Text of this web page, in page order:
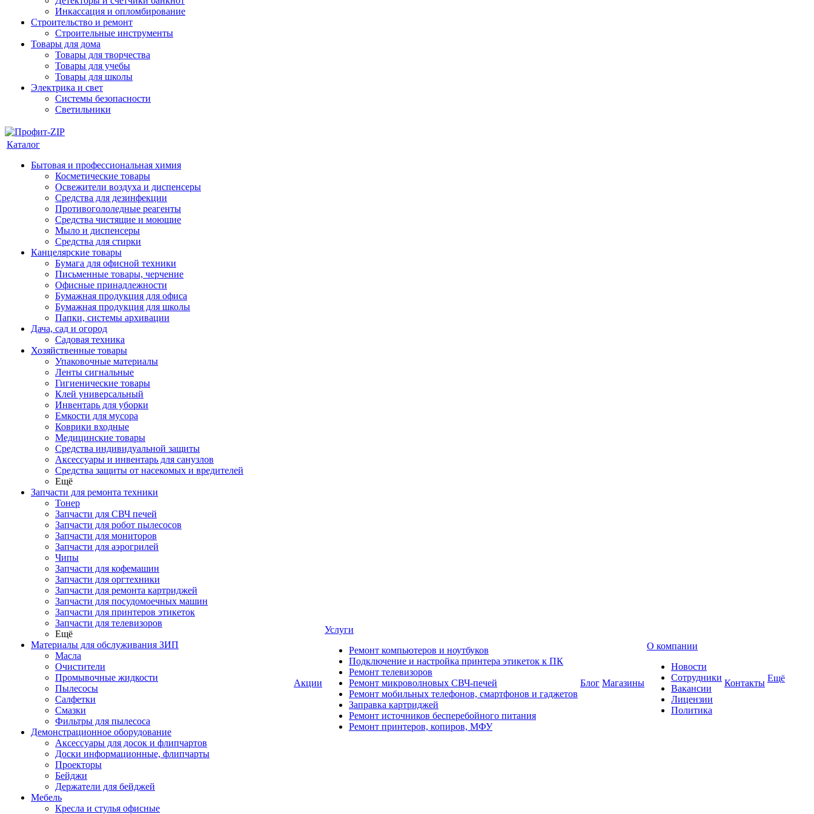
Инкассация и опломбирование
Строительство и ремонт
Строительные инструменты
Товары для дома
Товары для творчества
Товары для учебы
Товары для школы
Электрика и свет
Системы безопасности
Светильники
Каталог
Бытовая и профессиональная химия
Косметические товары
Освежители воздуха и диспенсеры
Средства для дезинфекции
Противогололедные реагенты
Средства чистящие и моющие
Мыло и диспенсеры
Средства для стирки
Канцелярские товары
Бумага для офисной техники
Письменные товары, черчение
Офисные принадлежности
Бумажная продукция для офиса
Бумажная продукция для школы
Папки, системы архивации
Дача, сад и огород
Садовая техника
Хозяйственные товары
Упаковочные материалы
Ленты сигнальные
Гигиенические товары
Клей универсальный
Инвентарь для уборки
Емкости для мусора
Коврики входные
Медицинские товары
Средства индивидуальной защиты
Аксессуары и инвентарь для санузлов
Средства защиты от насекомых и вредителей
Ещё
Запчасти для ремонта техники
Тонер
Запчасти для СВЧ печей
Запчасти для робот пылесосов
Запчасти для мониторов
Запчасти для аэрогрилей
Чипы
Запчасти для кофемашин
Запчасти для оргтехники
Запчасти для ремонта картриджей
Запчасти для посудомоечных машин
Запчасти для принтеров этикеток
Запчасти для телевизоров
Ещё
Материалы для обслуживания ЗИП
Масла
Очистители
Промывочные жидкости
Пылесосы
Салфетки
Смазки
Фильтры для пылесоса
Демонстрационное оборудование
Аксессуары для досок и флипчартов
Доски информационные, флипчарты
Проекторы
Бейджи
Держатели для бейджей
Мебель
Кресла и стулья офисные
Акции
Услуги
Ремонт компьютеров и ноутбуков
Подключение и настройка принтера этикеток к ПК
Ремонт телевизоров
Ремонт микроволновых СВЧ-печей
Ремонт мобильных телефонов, смартфонов и гаджетов
Заправка картриджей
Ремонт источников бесперебойного питания
Ремонт принтеров, копиров, МФУ
Блог Магазины
О компании
Новости
Сотрудники
Вакансии
Лицензии
Политика
Контакты Ещё